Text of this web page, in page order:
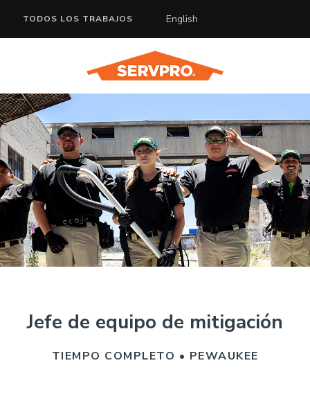
TODOS LOS TRABAJOS English
Jefe de equipo de mitigación
TIEMPO COMPLETO • PEWAUKEE